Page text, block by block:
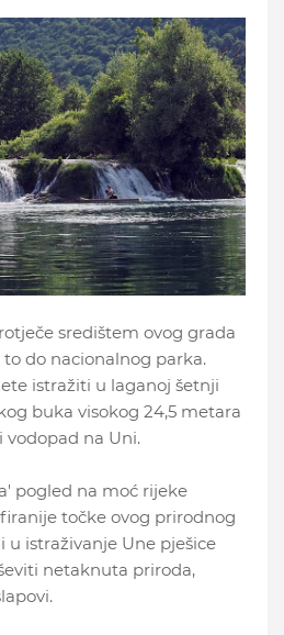
središtem ovog grada
to do nacionalnog parka.
istražiti u laganoj šetnji
buka visokog 24,5 metara
vodopad na Uni.
pogled na moć rijeke
točke ovog prirodnog
istraživanje Une pješice
netaknuta priroda,